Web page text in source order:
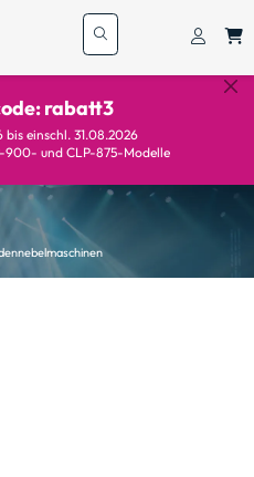
rabatt3
einschl. 31.08.2026
900- und CLP-875-Modelle